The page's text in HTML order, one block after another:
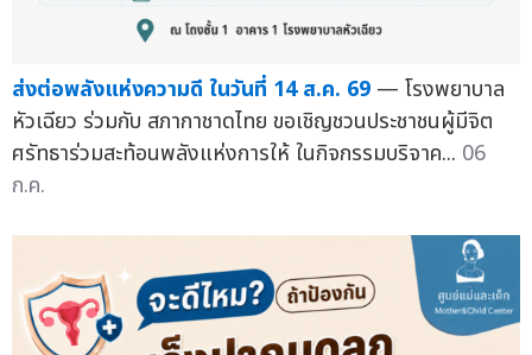
ส่งต่อพลังแห่งความดี ในวันที่ 14 ส.ค. 69 — โรงพยาบาล
หัวเฉียว ร่วมกับ สภากาชาดไทย ขอเชิญชวนประชาชนผู้มีจิต
ศรัทธาร่วมสะท้อนพลังแห่งการให้ ในกิจกรรมบริจาค... 06
ก.ค.